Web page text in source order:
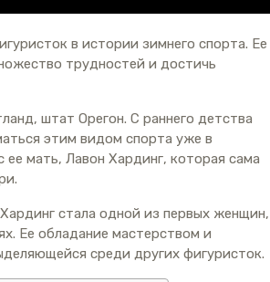
в истории зимнего спорта. Ее
трудностей и достичь
штат Орегон. С раннего детства
этим видом спорта уже в
ее мать, Лавон Хардинг, которая сама
стала одной из первых женщин,
Ее обладание мастерством и
среди других фигуристок.